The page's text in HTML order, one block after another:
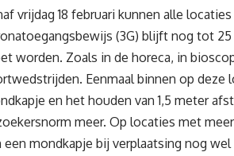
vrijdag 18 februari kunnen alle
(3G) blijft nog tot
worden. Zoals in de horeca, in
Eenmaal binnen op deze
en het houden van 1,5 meter
meer. Op locaties met
een mondkapje bij verplaatsing nog